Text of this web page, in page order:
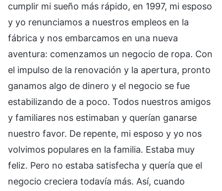
cumplir mi sueño más rápido, en 1997, mi esposo
y yo renunciamos a nuestros empleos en la
fábrica y nos embarcamos en una nueva
aventura: comenzamos un negocio de ropa. Con
el impulso de la renovación y la apertura, pronto
ganamos algo de dinero y el negocio se fue
estabilizando de a poco. Todos nuestros amigos
y familiares nos estimaban y querían ganarse
nuestro favor. De repente, mi esposo y yo nos
volvimos populares en la familia. Estaba muy
feliz. Pero no estaba satisfecha y quería que el
negocio creciera todavía más. Así, cuando